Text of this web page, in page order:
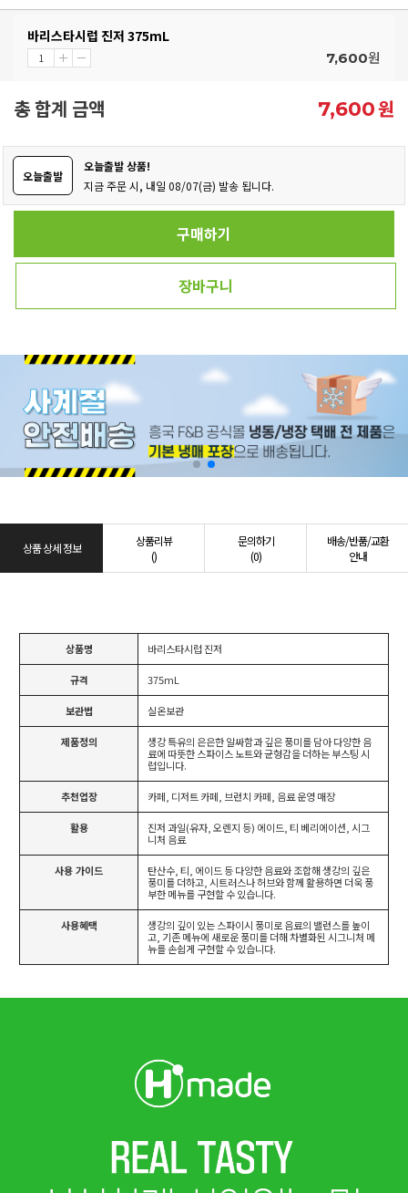
바리스타시럽 진저 375mL
7,600원
총 합계 금액 7,600원
오늘출발
오늘출발 상품!
지금 주문 시, 내일 08/07(금) 발송 됩니다.
구매하기
장바구니
상품 상세 정보
상품리뷰
()
문의하기
(0)
배송/반품/교환
안내
상품명 바리스타시럽 진저
규격 375mL
보관법 실온보관
제품정의
생강 특유의 은은한 알싸함과 깊은 풍미를 담아 다양한 음
료에 따뜻한 스파이스 노트와 균형감을 더하는 부스팅 시
럽입니다.
추천업장 카페, 디저트 카페, 브런치 카페, 음료 운영 매장
활용
진저 과일(유자, 오렌지 등) 에이드, 티 베리에이션, 시그
니처 음료
사용 가이드
탄산수, 티, 에이드 등 다양한 음료와 조합해 생강의 깊은
풍미를 더하고, 시트러스나 허브와 함께 활용하면 더욱 풍
부한 메뉴를 구현할 수 있습니다.
사용혜택
생강의 깊이 있는 스파이시 풍미로 음료의 밸런스를 높이
고, 기존 메뉴에 새로운 풍미를 더해 차별화된 시그니처 메
뉴를 손쉽게 구현할 수 있습니다.